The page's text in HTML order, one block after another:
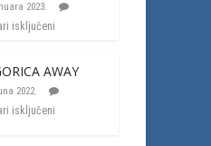
2023.
isključeni
AWAY
2022.
isključeni